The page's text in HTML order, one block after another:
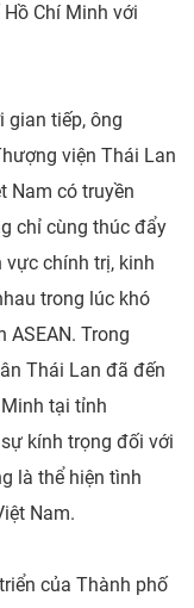
Chí Minh với
gian tiếp, ông
viện Thái Lan
Nam có truyền
chỉ cùng thúc đẩy
vực chính trị, kinh
trong lúc khó
Trong
Thái Lan đã đến
tại tỉnh
kính trọng đối với
là thể hiện tình
Nam.
của Thành phố